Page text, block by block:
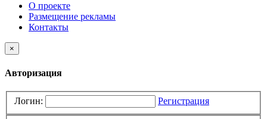
О проекте
Размещение рекламы
Контакты
×
Авторизация
Логин: Регистрация